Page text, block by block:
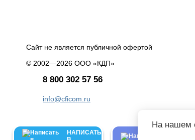
Сайт не является публичной офертой
© 2002—2026 ООО «КДП»
8 800 302 57 56
info@cficom.ru
НАПИСАТЬ
На нашем